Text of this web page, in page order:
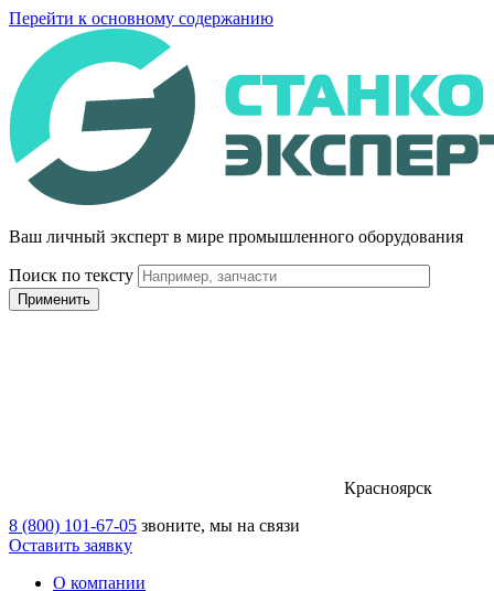
Перейти к основному содержанию
Ваш личный эксперт в мире промышленного оборудования
Поиск по тексту
Красноярск
8 (800) 101-67-05 звоните, мы на связи
Оставить заявку
О компании